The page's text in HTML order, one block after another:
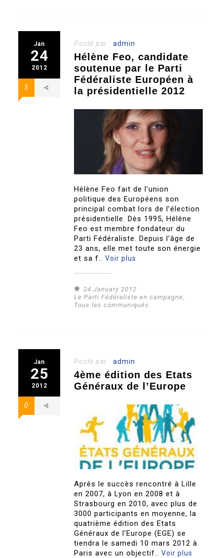
Jan
24
2012
5
Posté par :admin
Hélène Feo, candidate
soutenue par le Parti
Fédéraliste Européen à
la présidentielle 2012
Hélène Feo fait de l’union
politique des Européens son
principal combat lors de l’élection
présidentielle. Dès 1995, Hélène
Feo est membre fondateur du
Parti Fédéraliste. Depuis l’âge de
23 ans, elle met toute son énergie
et sa f..Voir plus
24 January 2012
Le Parti Fédéraliste en campagne
Tous les communiqués
Jan
25
2012
0
Posté par :admin
4ème édition des Etats
Généraux de l’Europe
Après le succès rencontré à Lille
en 2007, à Lyon en 2008 et à
Strasbourg en 2010, avec plus de
3000 participants en moyenne, la
quatrième édition des Etats
Généraux de l’Europe (EGE) se
tiendra le samedi 10 mars 2012 à
Paris avec un objectif..Voir plus